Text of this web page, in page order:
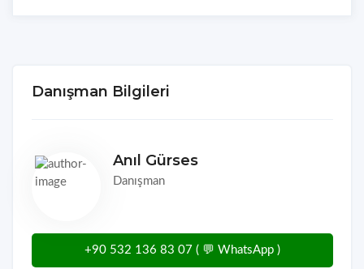
Danışman Bilgileri
Anıl Gürses
Danışman
+90 532 136 83 07 ( 💬 WhatsApp )